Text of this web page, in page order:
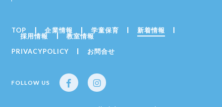
TOP 企業情報 学童保育 新着情報
採用情報
教室情報
PRIVACYPOLICY
お問合せ
FOLLOW US